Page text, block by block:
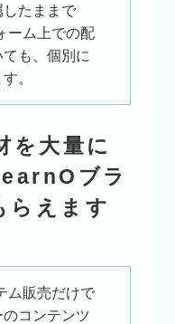
たままで
ーム上での配
も、個別に
。
を大量に
ブラ
らえます
ム販売だけで
コンテンツ